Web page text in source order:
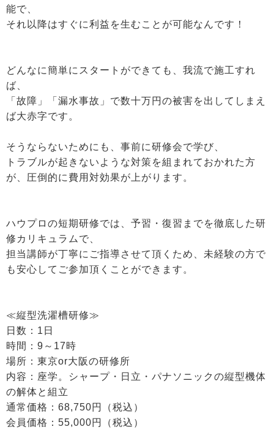
能で、
それ以降はすぐに利益を生むことが可能なんです！
どんなに簡単にスタートができても、我流で施工すれ
ば、
「故障」「漏水事故」で数十万円の被害を出してしまえ
ば大赤字です。
そうならないためにも、事前に研修会で学び、
トラブルが起きないような対策を組まれておかれた方
が、圧倒的に費用対効果が上がります。
ハウプロの短期研修では、予習・復習までを徹底した研
修カリキュラムで、
担当講師が丁寧にご指導させて頂くため、未経験の方で
も安心してご参加頂くことができます。
≪縦型洗濯槽研修≫
日数：1日
時間：9～17時
場所：東京or大阪の研修所
内容：座学。シャープ・日立・パナソニックの縦型機体
の解体と組立
通常価格：68,750円（税込）
会員価格：55,000円（税込）